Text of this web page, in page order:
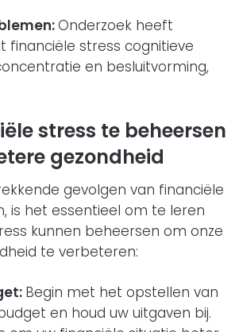
Onderzoek heeft
financiële stress cognitieve
en besluitvorming,
stress te beheersen
gezondheid
gevolgen van financiële
is het essentieel om te leren
kunnen beheersen om onze
te verbeteren:
Begin met het opstellen van
en houd uw uitgaven bij.